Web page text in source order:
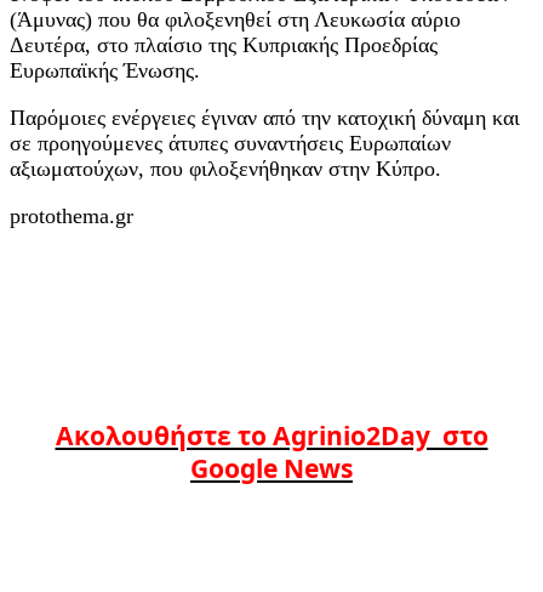
(Άμυνας) που θα φιλοξενηθεί στη Λευκωσία αύριο
Δευτέρα, στο πλαίσιο της Κυπριακής Προεδρίας
Ευρωπαϊκής Ένωσης.
Παρόμοιες ενέργειες έγιναν από την κατοχική δύναμη και
σε προηγούμενες άτυπες συναντήσεις Ευρωπαίων
αξιωματούχων, που φιλοξενήθηκαν στην Κύπρο.
protothema.gr
Ακολουθήστε το Agrinio2Day στο
Google News